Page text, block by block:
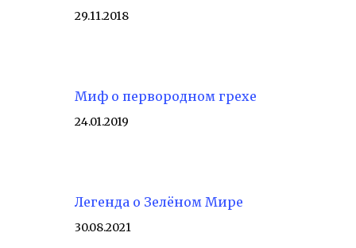
29.11.2018
Миф о первородном грехе
24.01.2019
Легенда о Зелёном Мире
30.08.2021